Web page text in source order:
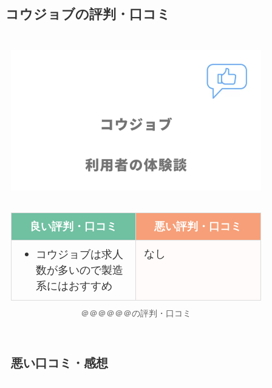
コウジョブの評判・口コミ
良い評判・口コミ 悪い評判・口コミ
コウジョブは求人
数が多いので製造
系にはおすすめ
なし
＠＠＠＠＠＠の評判・口コミ
悪い口コミ・感想